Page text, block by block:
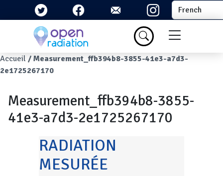
Aller au contenu principal Select your
Menu du
Fil d'Ariane
Accueil
Measurement_ffb394b8-3855-41e3-a7d3-
2e1725267170
Measurement_ffb394b8-3855-
41e3-a7d3-2e1725267170
RADIATION
MESURÉE